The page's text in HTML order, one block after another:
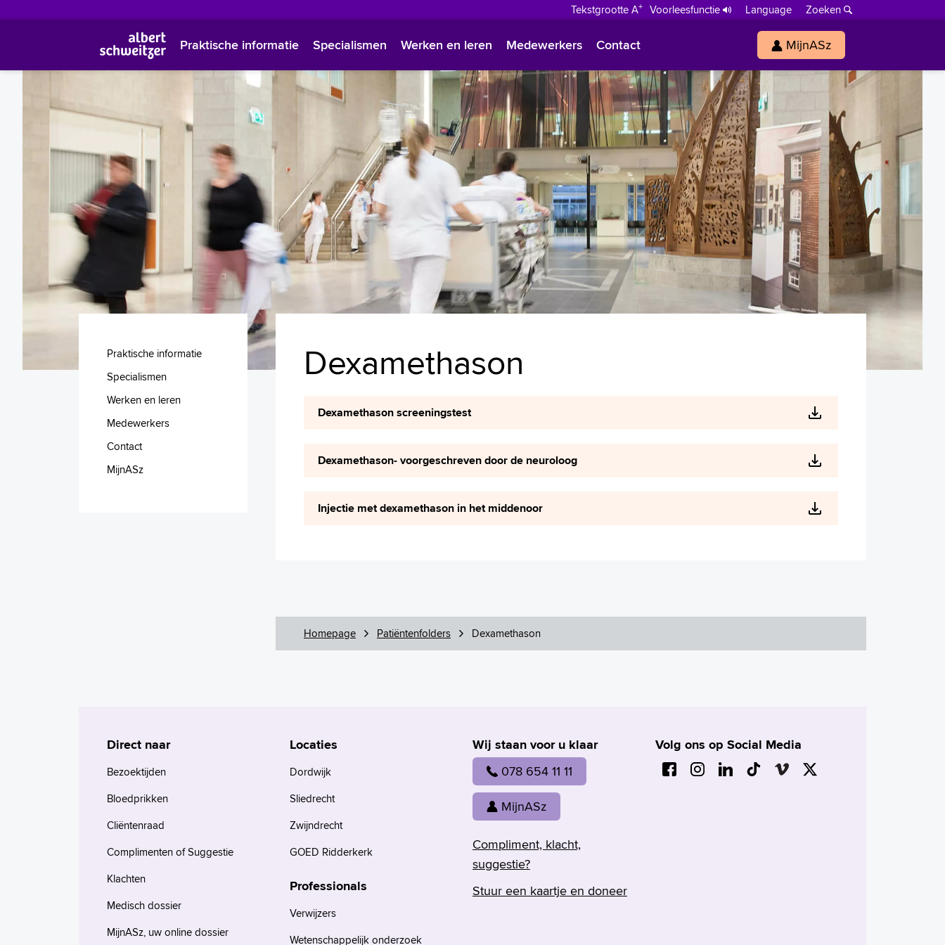
Tekstgrootte A+ Voorleesfunctie Language
Zoeken
Polski
Türkçe
Arabisch
Praktische informatie Specialismen Werken en leren Medewerkers Contact MijnASz
Praktische informatie
Specialismen
Werken en leren
Medewerkers
Contact
MijnASz
Dexamethason
Dexamethason screeningstest
Dexamethason- voorgeschreven door de neuroloog
Injectie met dexamethason in het middenoor
Homepage Patiëntenfolders Dexamethason
Wij staan voor u klaar
078 654 11 11
MijnASz
Compliment, klacht,
suggestie?
Stuur een kaartje en doneer
Volg ons op Social Media
Direct naar
Bezoektijden
Bloedprikken
Cliëntenraad
Complimenten of Suggestie
Klachten
Medisch dossier
MijnASz, uw online dossier
Locaties
Dordwijk
Sliedrecht
Zwijndrecht
GOED Ridderkerk
Professionals
Verwijzers
Wetenschappelijk onderzoek